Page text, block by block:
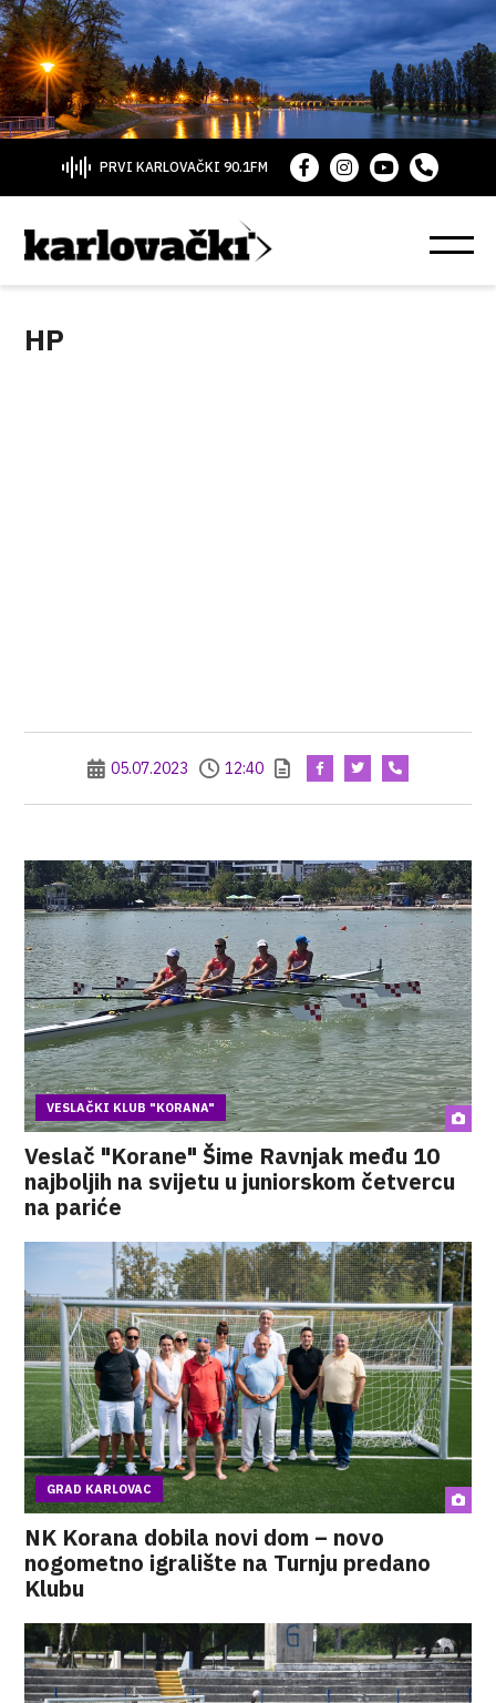
PRVI KARLOVAČKI 90.1FM
HP
05.07.2023 12:40
VESLAČKI KLUB "KORANA"
Veslač "Korane" Šime Ravnjak među 10
najboljih na svijetu u juniorskom četvercu
na pariće
GRAD KARLOVAC
NK Korana dobila novi dom – novo
nogometno igralište na Turnju predano
Klubu